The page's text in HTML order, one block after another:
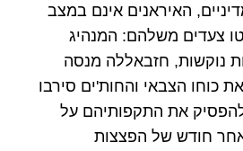
האיראנים אינם במצב
צעדים משלהם: המנהיג
נוקשות, חזבאללה מנסה
כוחו הצבאי והחות'ים סירבו
להפסיק את התקפותיהם על
חודש של הפצצות